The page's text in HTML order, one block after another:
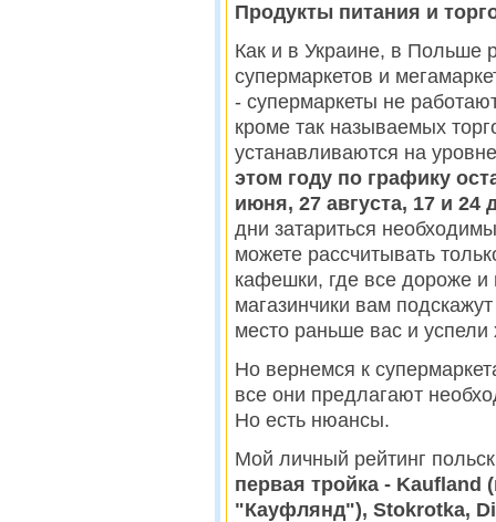
Продукты питания и
Как и в Украине, в Польше
супермаркетов и
- супермаркеты не
кроме так называемых
устанавливаются на
этом году по графику
июня, 27 августа, 17 и 24
дни затариться
можете рассчитывать
кафешки, где все дороже и
магазинчики вам
место раньше вас и
Но вернемся к
все они предлагают
Но есть нюансы.
Мой личный рейтинг
первая тройка - Kaufland
"Кауфлянд"), Stokrotka,